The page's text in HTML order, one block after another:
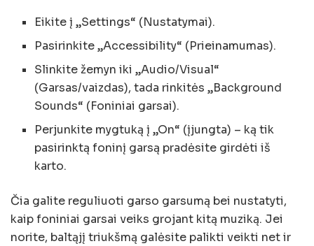
Eikite į „Settings“ (Nustatymai).
Pasirinkite „Accessibility“ (Prieinamumas).
Slinkite žemyn iki „Audio/Visual“
(Garsas/vaizdas), tada rinkitės „Background
Sounds“ (Foniniai garsai).
Perjunkite mygtuką į „On“ (įjungta) – ką tik
pasirinktą foninį garsą pradėsite girdėti iš
karto.
Čia galite reguliuoti garso garsumą bei nustatyti,
kaip foniniai garsai veiks grojant kitą muziką. Jei
norite, baltąjį triukšmą galėsite palikti veikti net ir